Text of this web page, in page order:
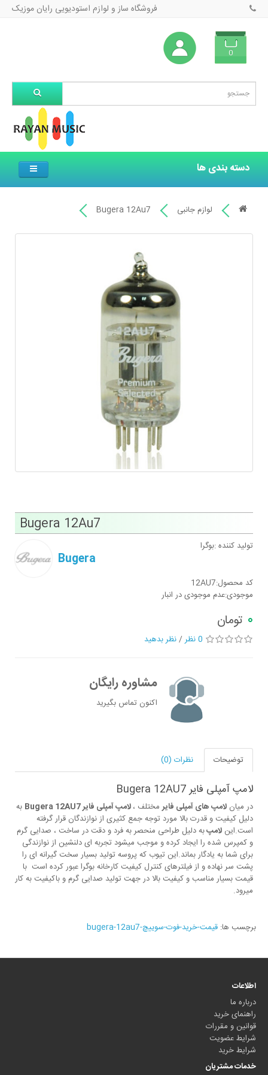
فروشگاه ساز و لوازم استودیویی رایان موزیک
0
دسته بندی ها
لوازم جانبی Bugera 12Au7
Bugera 12Au7
تولید کننده :بوگرا
Bugera
کد محصول:12AU7
موجودی:عدم موجودی در انبار
٠ تومان
0 نظر /نظر بدهید
مشاوره رایگان
اکنون تماس بگیرید
توضیحات نظرات (0)
لامپ آمپلی فایر Bugera 12AU7
در میان لامپ های آمپلی فایرمختلف ،لامپ آمپلی فایر Bugera 12AU7
به
دلیل کیفیت و قدرت بالا مورد توجه جمع کثیری از نوازندگان قرار گرفته
است.این لامپبه دلیل طراحی منحصر به فرد و دقت در ساخت ، صدایی گرم
و کمپرس شده را ایجاد کرده و موجب میشود تجربه ای دلنشین از نوازندگی
برای شما به یادگار بماند.این تیوب که پروسه تولید بسیار سخت گیرانه ای را
پشت سر نهاده و از فیلترهای کنترل کیفیت کارخانه بوگرا عبور کرده است با
قیمت بسیار مناسب و کیفیت بالا در جهت تولید صدایی گرم و باکیفیت به کار
میرود.
برچسب ها: قیمت-خرید-فوت-سوییچ-bugera-12au7
اطلاعات
درباره ما
راهنمای خرید
قوانین و مقررات
شرایط عضویت
شرایط خرید
خدمات مشتریان